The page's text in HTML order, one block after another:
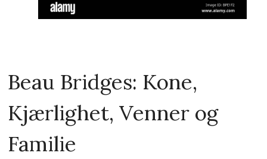
Beau Bridges: Kone,
Kjærlighet, Venner og
Familie